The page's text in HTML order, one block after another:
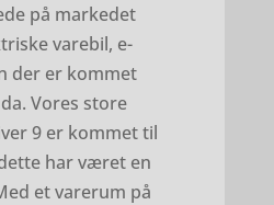
på markedet
varebil, e-
der er kommet
Vores store
9 er kommet til
har været en
et varerum på